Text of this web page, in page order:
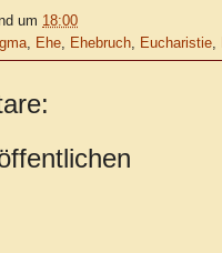
um 18:00
, Ehe, Ehebruch, Eucharistie,